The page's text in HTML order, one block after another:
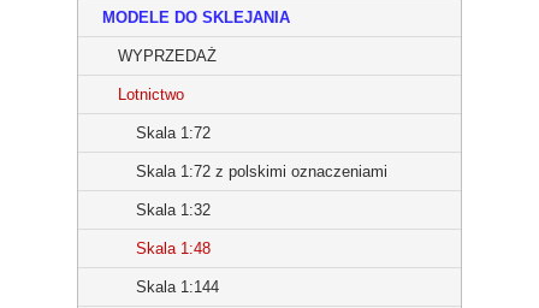
MODELE DO SKLEJANIA
WYPRZEDAŻ
Lotnictwo
Skala 1:72
Skala 1:72 z polskimi oznaczeniami
Skala 1:32
Skala 1:48
Skala 1:144